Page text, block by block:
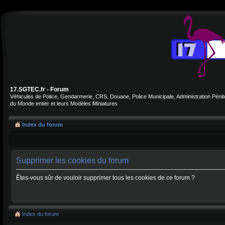
17.SGTEC.fr - Forum
Véhicules de Police, Gendarmerie, CRS, Douane, Police Municipale, Administration
du Monde entier et leurs Modèles Miniatures
Index du forum
Supprimer les cookies du forum
Êtes-vous sûr de vouloir supprimer tous les cookies de ce forum ?
Index du forum